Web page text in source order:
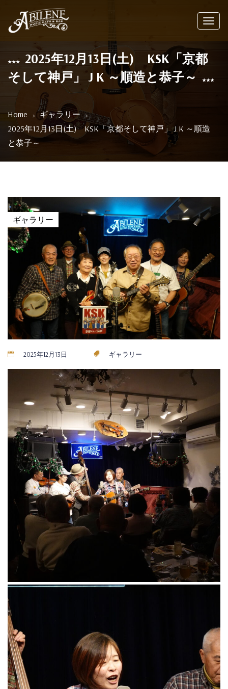
2025年12月13日(土) KSK「京都
そして神戸」 J K ～順造と恭子～
Home
ギャラリー
2025年12月13日(土) KSK「京都そして神戸」 J K ～順造
と恭子～
ギャラリー
2025年12月13日 ギャラリー